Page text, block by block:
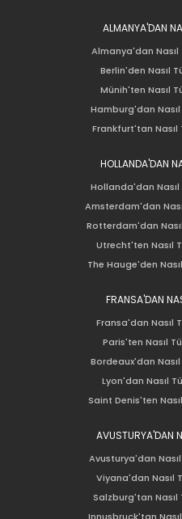
ALMANYA'DAN
Almanya'dan Nasıl
Berlin'den Nasıl
Münih'ten Nasıl
Hamburg'dan Nasıl
Frankfurt'tan Nasıl
HOLLANDA'DAN
Hollanda'dan Nasıl
Amsterdam'dan
Rotterdam'dan
Utrecht'ten Nasıl
The Hauge'den
FRANSA'DAN
Fransa'dan Nasıl
Paris'ten Nasıl
Bordeaux'dan Nasıl
Lyon'dan Nasıl
Saint Denis'ten
AVUSTURYA'DAN
Avusturya'dan
Viyana'dan Nasıl
Salzburg'tan Nasıl